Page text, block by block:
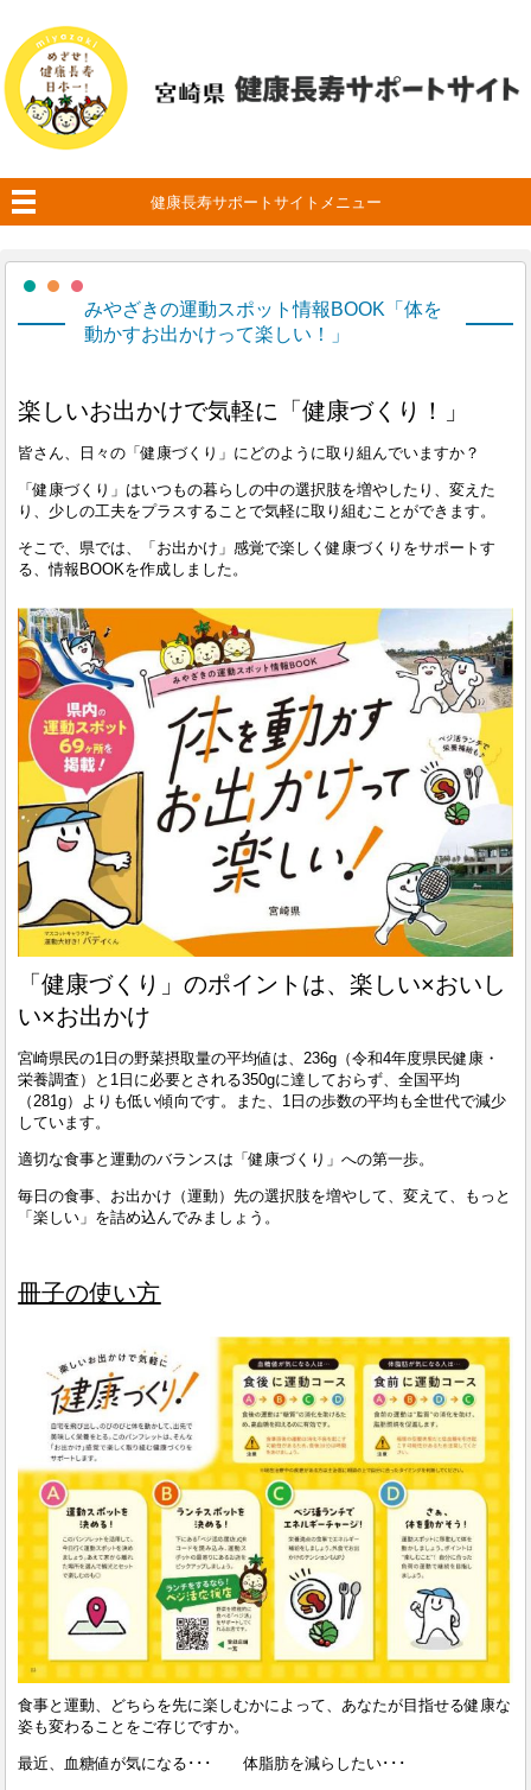
健康長寿サポートサイトメニュー
みやざきの運動スポット情報BOOK「体を
動かすお出かけって楽しい！」
楽しいお出かけで気軽に「健康づくり！」
皆さん、日々の「健康づくり」にどのように取り組んでいますか？
「健康づくり」はいつもの暮らしの中の選択肢を増やしたり、変えた
り、少しの工夫をプラスすることで気軽に取り組むことができます。
そこで、県では、「お出かけ」感覚で楽しく健康づくりをサポートす
る、情報BOOKを作成しました。
「健康づくり」のポイントは、楽しい×おいし
い×お出かけ
宮崎県民の1日の野菜摂取量の平均値は、236g（令和4年度県民健康・
栄養調査）と1日に必要とされる350gに達しておらず、全国平均
（281g）よりも低い傾向です。また、1日の歩数の平均も全世代で減少
しています。
適切な食事と運動のバランスは「健康づくり」への第一歩。
毎日の食事、お出かけ（運動）先の選択肢を増やして、変えて、もっと
「楽しい」を詰め込んでみましょう。
冊子の使い方
食事と運動、どちらを先に楽しむかによって、あなたが目指せる健康な
姿も変わることをご存じですか。
最近、血糖値が気になる･･･ 体脂肪を減らしたい･･･